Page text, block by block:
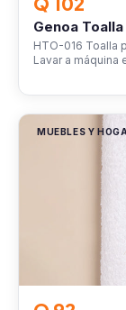
Genoa
HTO-016 Toalla
Lavar a máquina
MUEBLES Y